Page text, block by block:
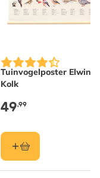
Tuinvogelposter Elwin
Kolk
49,99